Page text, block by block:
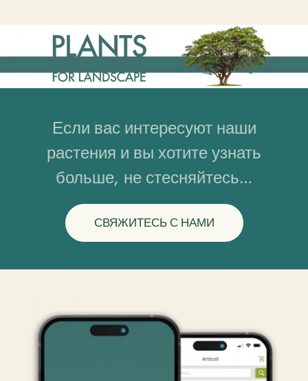
Если вас интересуют наши
растения и вы хотите узнать
больше, не стесняйтесь…
СВЯЖИТЕСЬ С НАМИ